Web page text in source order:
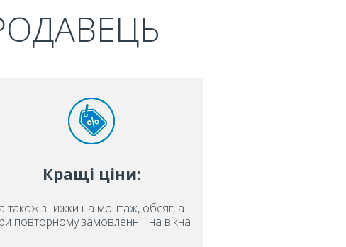
Кращі ціни:
а також знижки на монтаж, обсяг, а
повторному замовленні і на вікна